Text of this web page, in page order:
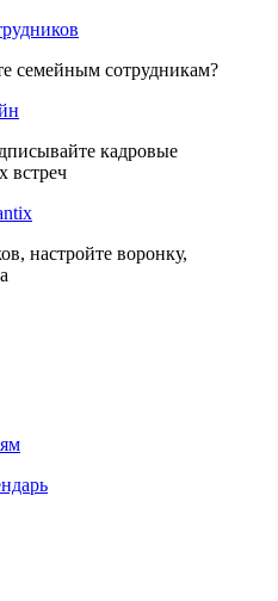
семейным сотрудникам?
кадровые
встреч
настройте воронку,